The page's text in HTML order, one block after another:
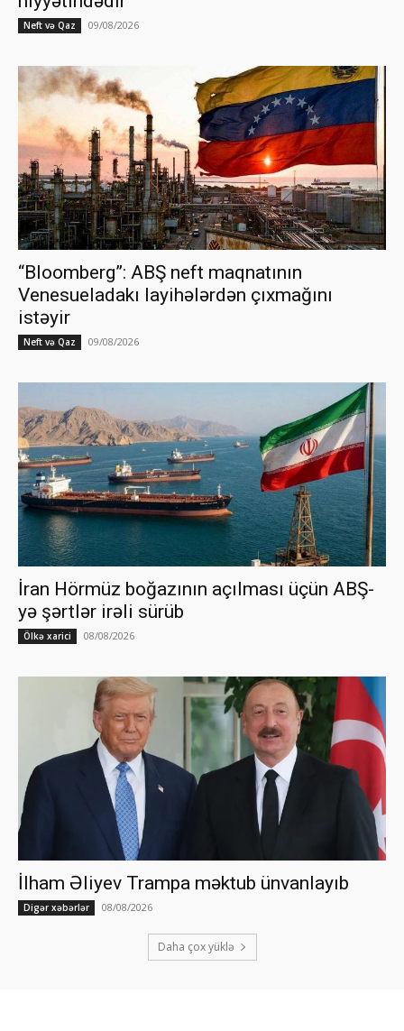
Neft və Qaz 09/08/2026
“Bloomberg”: ABŞ neft maqnatının
Venesueladakı layihələrdən çıxmağını
istəyir
Neft və Qaz 09/08/2026
İran Hörmüz boğazının açılması üçün ABŞ-
yə şərtlər irəli sürüb
Ölkə xarici 08/08/2026
İlham Əliyev Trampa məktub ünvanlayıb
Digər xəbərlər 08/08/2026
Daha çox yüklə